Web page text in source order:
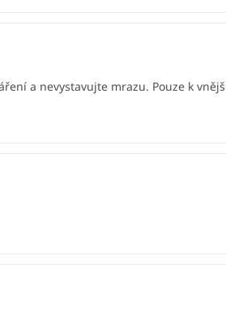
a nevystavujte mrazu. Pouze k